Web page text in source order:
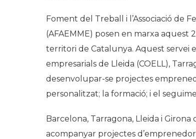
Foment del Treball i l’Associació de
(AFAEMME) posen en marxa
territori de Catalunya. Aquest servei
empresarials de Lleida (COELL),
desenvolupar-se projectes
personalitzat; la formació; i el
Barcelona, Tarragona, Lleida i Girona
acompanyar projectes